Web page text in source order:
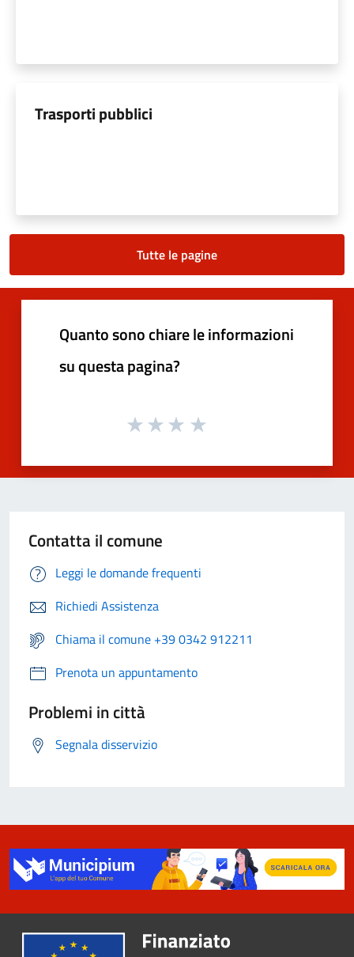
Trasporti pubblici
Tutte le pagine
Quanto sono chiare le informazioni
su questa pagina?
Contatta il comune
Leggi le domande frequenti
Richiedi Assistenza
Chiama il comune +39 0342 912211
Prenota un appuntamento
Problemi in città
Segnala disservizio